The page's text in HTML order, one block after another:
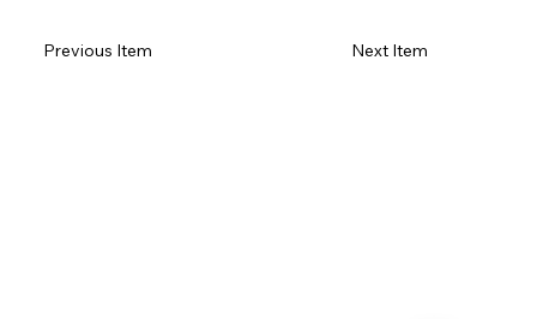
Next Item
Previous Item